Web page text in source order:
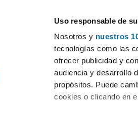
Uso responsable de
Nosotros y nuestros
tecnologías como las
ofrecer publicidad y
audiencia y desarrollo
propósitos. Puede
cookies o clicando en
Barcelona provincia Alquiler pisos La
Marina Zona Franca Barcelona (0